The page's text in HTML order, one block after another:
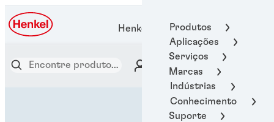
Produtos
Aplicações
Serviços
Marcas
Indústrias
Conhecimento
Suporte
Henkel Adhesive Technologies